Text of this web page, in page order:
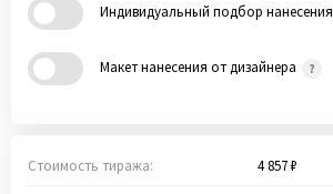
Индивидуальный подбор нанесения
Макет нанесения от дизайнера
Стоимость тиража: 4 857 ₽